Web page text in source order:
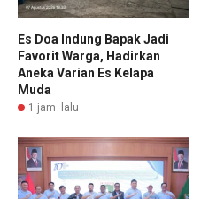
Es Doa Indung Bapak Jadi
Favorit Warga, Hadirkan
Aneka Varian Es Kelapa
Muda
1 jam lalu